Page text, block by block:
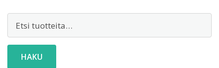
HAKU